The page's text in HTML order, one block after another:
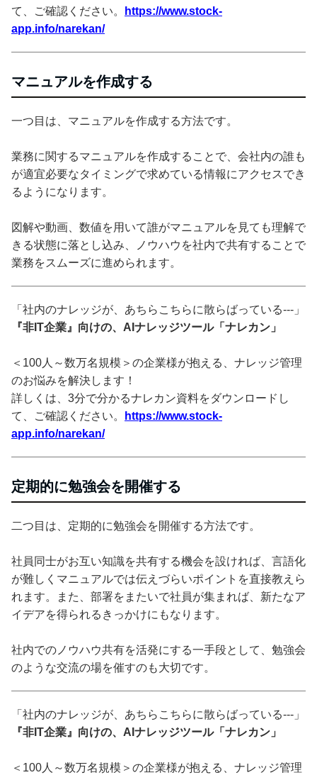
て、ご確認ください。
https://www.stock-
app.info/narekan/
マニュアルを作成する
一つ目は、マニュアルを作成する方法です。
業務に関するマニュアルを作成することで、会社内の誰も
が適宜必要なタイミングで求めている情報にアクセスでき
るようになります。
図解や動画、数値を用いて誰がマニュアルを見ても理解で
きる状態に落とし込み、ノウハウを社内で共有することで
業務をスムーズに進められます。
「社内のナレッジが、あちらこちらに散らばっている---」
『非IT企業』向けの、AIナレッジツール「ナレカン」
＜100人～数万名規模＞の企業様が抱える、ナレッジ管理
のお悩みを解決します！
詳しくは、3分で分かるナレカン資料をダウンロードし
て、ご確認ください。
https://www.stock-
app.info/narekan/
定期的に勉強会を開催する
二つ目は、定期的に勉強会を開催する方法です。
社員同士がお互い知識を共有する機会を設ければ、言語化
が難しくマニュアルでは伝えづらいポイントを直接教えら
れます。また、部署をまたいで社員が集まれば、新たなア
イデアを得られるきっかけにもなります。
社内でのノウハウ共有を活発にする一手段として、勉強会
のような交流の場を催すのも大切です。
「社内のナレッジが、あちらこちらに散らばっている---」
『非IT企業』向けの、AIナレッジツール「ナレカン」
＜100人～数万名規模＞の企業様が抱える、ナレッジ管理